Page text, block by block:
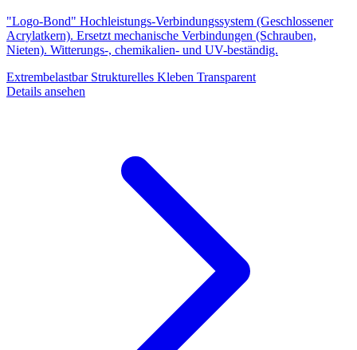
"Logo-Bond" Hochleistungs-Verbindungssystem (Geschlossener
Acrylatkern). Ersetzt mechanische Verbindungen (Schrauben,
Nieten). Witterungs-, chemikalien- und UV-beständig.
Extrembelastbar Strukturelles Kleben Transparent
Details ansehen